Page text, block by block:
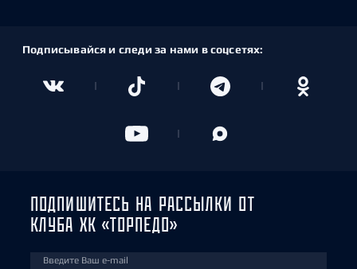
Подписывайся и следи за нами в соцсетях:
ПОДПИШИТЕСЬ НА РАССЫЛКИ ОТ
КЛУБА ХК «ТОРПЕДО»
Введите Ваш e-mail